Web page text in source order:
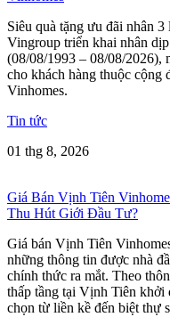
Siêu quà tặng ưu đãi nhân
Vingroup triển khai nhân
(08/08/1993 – 08/08/2026),
cho khách hàng thuộc cộng
Vinhomes.
Tin tức
01 thg 8, 2026
Giá Bán Vịnh Tiên
Thu Hút Giới Đầu Tư?
Giá bán Vịnh Tiên
những thông tin được nhà
chính thức ra mắt. Theo
thấp tầng tại Vịnh Tiên khởi
chọn từ liền kề đến biệt thự